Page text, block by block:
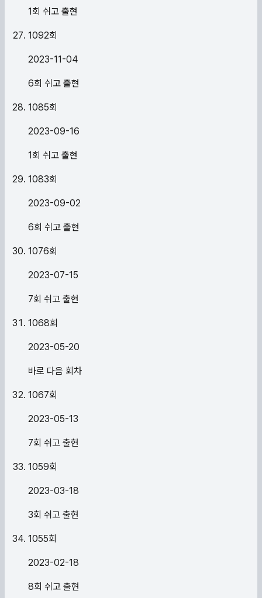
1회 쉬고 출현
1092회
2023-11-04
6회 쉬고 출현
1085회
2023-09-16
1회 쉬고 출현
1083회
2023-09-02
6회 쉬고 출현
1076회
2023-07-15
7회 쉬고 출현
1068회
2023-05-20
바로 다음 회차
1067회
2023-05-13
7회 쉬고 출현
1059회
2023-03-18
3회 쉬고 출현
1055회
2023-02-18
8회 쉬고 출현